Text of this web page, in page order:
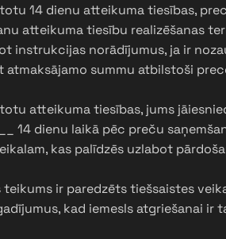
14 dienu atteikuma tiesības,
atteikuma tiesību realizēšanas
instrukcijas norādījumus, ja ir
atmaksājamo summu atbilstoši
atteikuma tiesības, jums
14 dienu laikā pēc preču
kas palīdzēs uzlabot
teikums ir paredzēts tiešsaistes
kad iemesls atgriešanai ir